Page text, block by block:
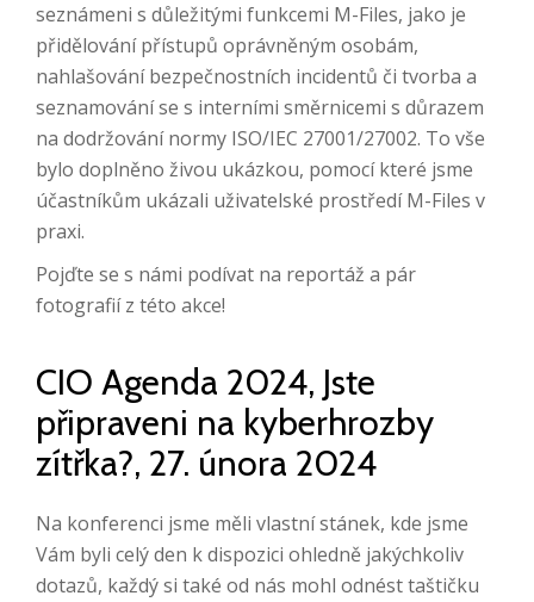
seznámeni s důležitými funkcemi M-Files, jako je
přidělování přístupů oprávněným osobám,
nahlašování bezpečnostních incidentů či tvorba a
seznamování se s interními směrnicemi s důrazem
na dodržování normy ISO/IEC 27001/27002. To vše
bylo doplněno živou ukázkou, pomocí které jsme
účastníkům ukázali uživatelské prostředí M-Files v
praxi.
Pojďte se s námi podívat na reportáž a pár
fotografií z této akce!
CIO Agenda 2024, Jste
připraveni na kyberhrozby
zítřka?, 27. února 2024
Na konferenci jsme měli vlastní stánek, kde jsme
Vám byli celý den k dispozici ohledně jakýchkoliv
dotazů, každý si také od nás mohl odnést taštičku